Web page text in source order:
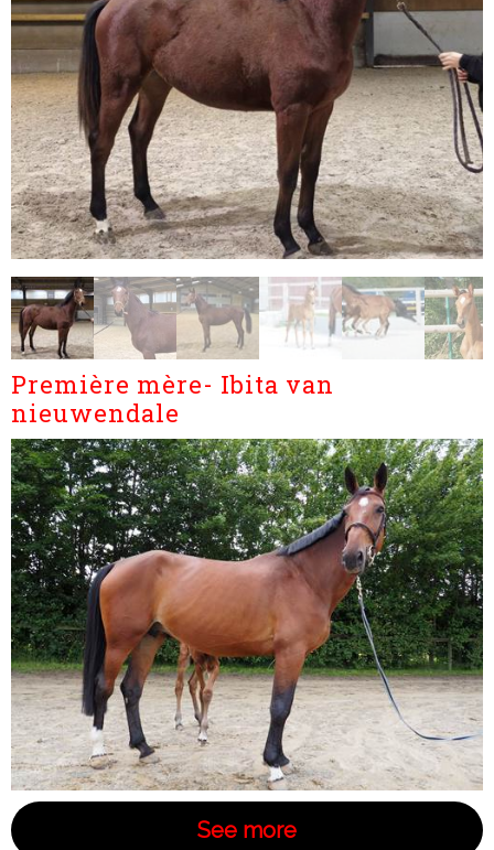
Première mère- Ibita van
nieuwendale
See more